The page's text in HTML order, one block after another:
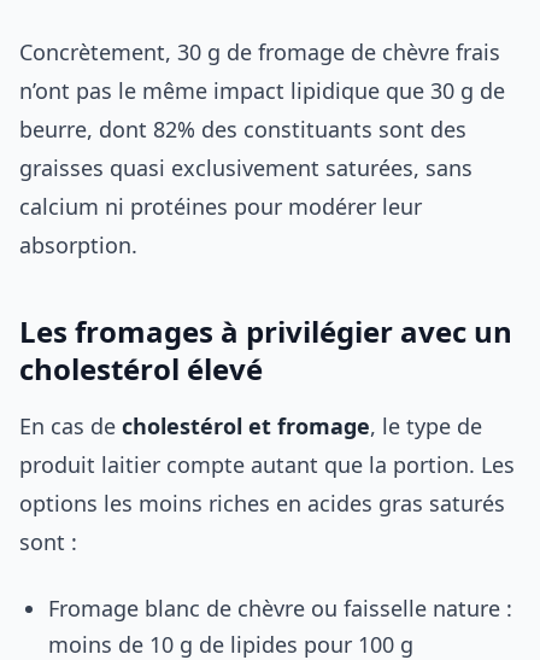
Concrètement, 30 g de fromage de chèvre frais
n’ont pas le même impact lipidique que 30 g de
beurre, dont 82% des constituants sont des
graisses quasi exclusivement saturées, sans
calcium ni protéines pour modérer leur
absorption.
Les fromages à privilégier avec un
cholestérol élevé
En cas de cholestérol et fromage, le type de
produit laitier compte autant que la portion. Les
options les moins riches en acides gras saturés
sont :
Fromage blanc de chèvre ou faisselle nature :
moins de 10 g de lipides pour 100 g